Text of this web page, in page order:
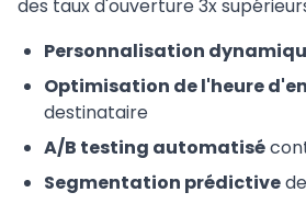
des taux d'ouverture 3x
Personnalisation
Optimisation de l'heure
destinataire
A/B testing automatisé
Segmentation prédictive